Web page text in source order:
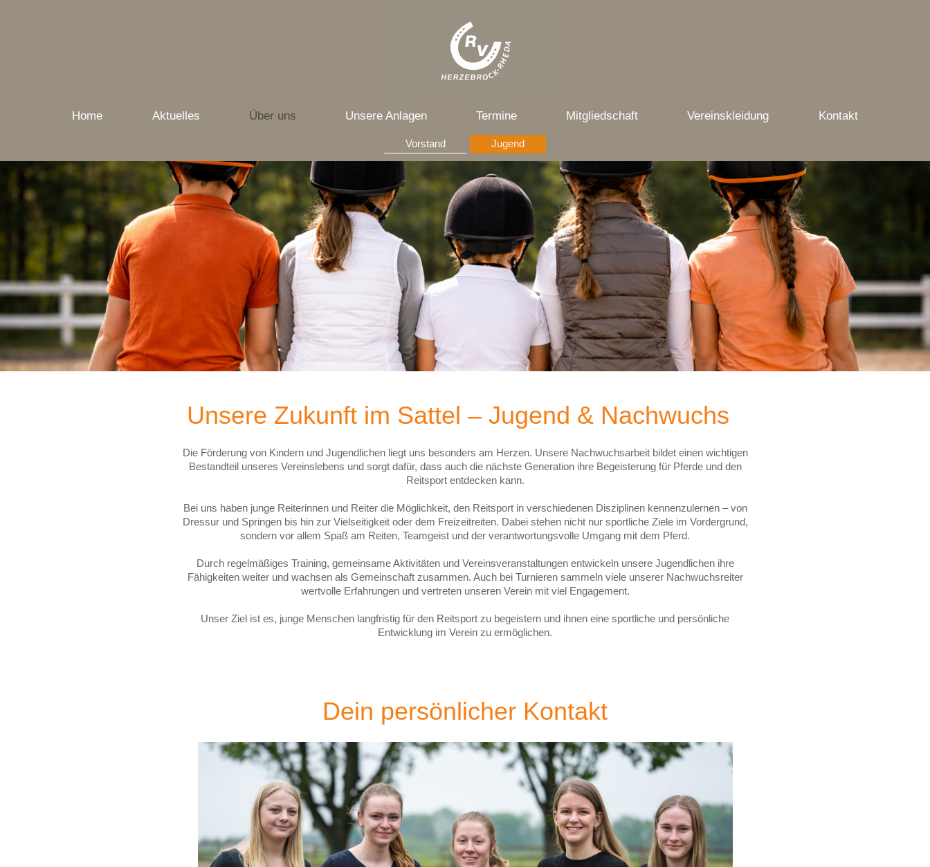
Home Aktuelles Über uns Unsere Anlagen Termine Mitgliedschaft Vereinskleidung Kontakt
Vorstand Jugend
Unsere Zukunft im Sattel – Jugend & Nachwuchs
Die Förderung von Kindern und Jugendlichen liegt uns besonders am Herzen. Unsere Nachwuchsarbeit bildet einen wichtigen
Bestandteil unseres Vereinslebens und sorgt dafür, dass auch die nächste Generation ihre Begeisterung für Pferde und den
Reitsport entdecken kann.
Bei uns haben junge Reiterinnen und Reiter die Möglichkeit, den Reitsport in verschiedenen Disziplinen kennenzulernen – von
Dressur und Springen bis hin zur Vielseitigkeit oder dem Freizeitreiten. Dabei stehen nicht nur sportliche Ziele im Vordergrund,
sondern vor allem Spaß am Reiten, Teamgeist und der verantwortungsvolle Umgang mit dem Pferd.
Durch regelmäßiges Training, gemeinsame Aktivitäten und Vereinsveranstaltungen entwickeln unsere Jugendlichen ihre
Fähigkeiten weiter und wachsen als Gemeinschaft zusammen. Auch bei Turnieren sammeln viele unserer Nachwuchsreiter
wertvolle Erfahrungen und vertreten unseren Verein mit viel Engagement.
Unser Ziel ist es, junge Menschen langfristig für den Reitsport zu begeistern und ihnen eine sportliche und persönliche
Entwicklung im Verein zu ermöglichen.
Dein persönlicher Kontakt